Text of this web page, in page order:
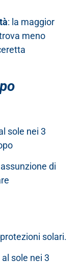
: la maggior
meno
sole nei 3
di
solari.
sole nei 3